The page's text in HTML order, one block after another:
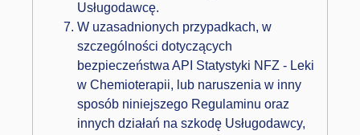
Usługodawcę.
W uzasadnionych przypadkach, w
szczególności dotyczących
bezpieczeństwa API Statystyki NFZ - Leki
w Chemioterapii, lub naruszenia w inny
sposób niniejszego Regulaminu oraz
innych działań na szkodę Usługodawcy,